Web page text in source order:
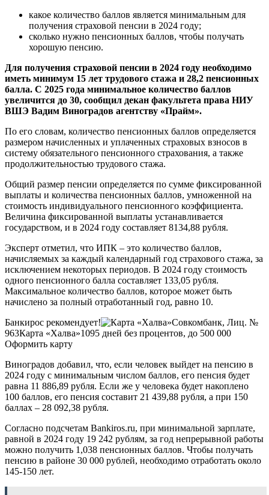
какое количество баллов является минимальным для
получения страховой пенсии в 2024 году;
сколько нужно пенсионных баллов, чтобы получать
хорошую пенсию.
Для получения страховой пенсии в 2024 году необходимо
иметь минимум 15 лет трудового стажа и 28,2 пенсионных
балла. С 2025 года минимальное количество баллов
увеличится до 30, сообщил декан факультета права НИУ
ВШЭ Вадим Виноградов агентству «Прайм».
По его словам, количество пенсионных баллов определяется
размером начисленных и уплаченных страховых взносов в
систему обязательного пенсионного страхования, а также
продолжительностью трудового стажа.
Общий размер пенсии определяется по сумме фиксированной
выплаты и количества пенсионных баллов, умноженной на
стоимость индивидуального пенсионного коэффициента.
Величина фиксированной выплаты устанавливается
государством, и в 2024 году составляет 8134,88 рубля.
Эксперт отметил, что ИПК – это количество баллов,
начисляемых за каждый календарный год страхового стажа, за
исключением некоторых периодов. В 2024 году стоимость
одного пенсионного балла составляет 133,05 рубля.
Максимальное количество баллов, которое может быть
начислено за полный отработанный год, равно 10.
Банкирос рекомендует!
Совкомбанк, Лиц. №
963Карта «Халва»1095 дней без процентов, до 500 000
Оформить карту
Виноградов добавил, что, если человек выйдет на пенсию в
2024 году с минимальным числом баллов, его пенсия будет
равна 11 886,89 рубля. Если же у человека будет накоплено
100 баллов, его пенсия составит 21 439,88 рубля, а при 150
баллах – 28 092,38 рубля.
Согласно подсчетам Bankiros.ru, при минимальной зарплате,
равной в 2024 году 19 242 рублям, за год непрерывной работы
можно получить 1,038 пенсионных баллов. Чтобы получать
пенсию в районе 30 000 рублей, необходимо отработать около
145-150 лет.